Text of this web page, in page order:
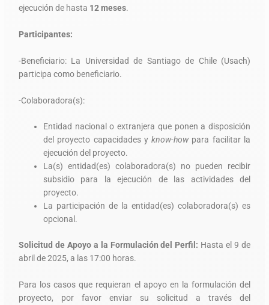
ejecución de hasta 12 meses.
Participantes:
-Beneficiario: La Universidad de Santiago de Chile (Usach)
participa como beneficiario.
-Colaboradora(s):
Entidad nacional o extranjera que ponen a disposición
del proyecto capacidades yknow-howpara facilitar la
ejecución del proyecto.
La(s) entidad(es) colaboradora(s) no pueden recibir
subsidio para la ejecución de las actividades del
proyecto.
La participación de la entidad(es) colaboradora(s) es
opcional.
Solicitud de Apoyo a la Formulación del Perfil: Hasta el 9 de
abril de 2025, a las 17:00 horas.
Para los casos que requieran el apoyo en la formulación del
proyecto, por favor enviar su solicitud a través del